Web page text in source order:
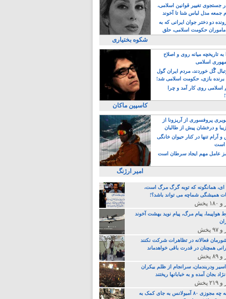
جستجوی تغییر قوانین اسلامی،
جمعه مدل لباس شنا تا آخوند
دو دختر جوان ایرانی که به
حکومت اسلامی، حلق
شکوه بختیاری
تاریخچه میانه روی و اصلاح
اسلامی
گًل خوردند، مردم ایران گول
برنده بازی، حکومت اسلامی شد!
اسلامی روی کار آمد و چرا
کاسپین ماکان
پروفسوری از آریزونا از
زیبا و درخشان پیش از طالبان
آرام تنها در کنار حیوان خانگی
است
عامل مهم ایجاد سرطان است
امیر ارژنگ
ای، همانگونه که توبه گرگ مرگ است،
همیشگی شماچه می تواند باشد؟!
هواپیما، پیام مرگ، پیام نوید بهشت آخوند
فعالانه در تظاهرات شرکت نکنند
همچنان در قدرت باقی خواهدماند
ودربندمان، سرانجام از ظلم بیکران
بجان آمده و به خبابانها ریختند
خامنه ای، به چه مجوزی ۸۰ آمبولانس به جای کمک به